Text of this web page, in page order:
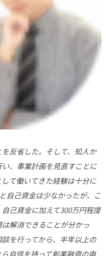
反省した。そして、知人か
、事業計画を見直すことに
て働いてきた経験は十分に
自己資金は少なかったが、こ
己資金に加えて300万円程度
解消できることが分かっ
を行ってから、半年以上の
自信を持って創業融資の申